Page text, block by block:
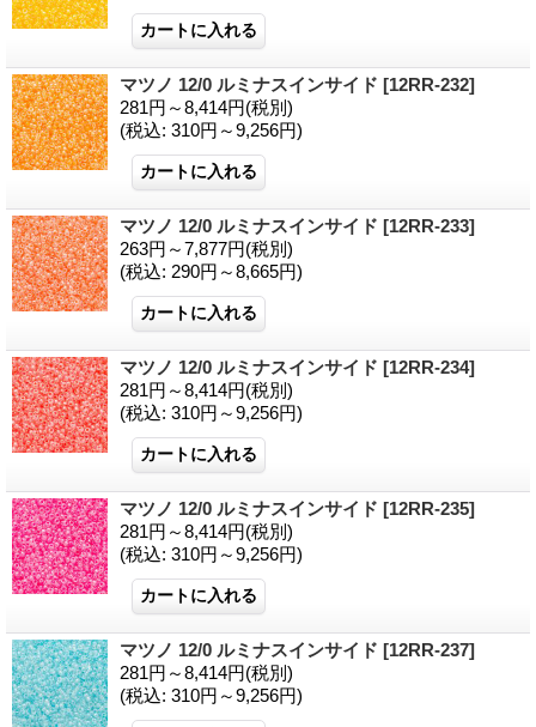
マツノ 12/0 ルミナスインサイド [12RR-232]
281円～8,414円(税別)
(税込: 310円～9,256円)
マツノ 12/0 ルミナスインサイド [12RR-233]
263円～7,877円(税別)
(税込: 290円～8,665円)
マツノ 12/0 ルミナスインサイド [12RR-234]
281円～8,414円(税別)
(税込: 310円～9,256円)
マツノ 12/0 ルミナスインサイド [12RR-235]
281円～8,414円(税別)
(税込: 310円～9,256円)
マツノ 12/0 ルミナスインサイド [12RR-237]
281円～8,414円(税別)
(税込: 310円～9,256円)